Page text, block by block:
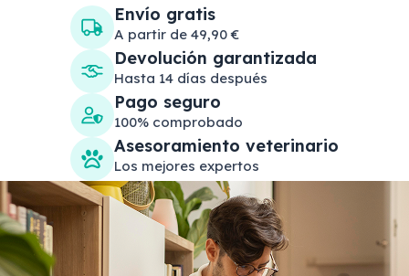
Envío gratis
A partir de 49,90 €
Devolución garantizada
Hasta 14 días después
Pago seguro
100% comprobado
Asesoramiento veterinario
Los mejores expertos